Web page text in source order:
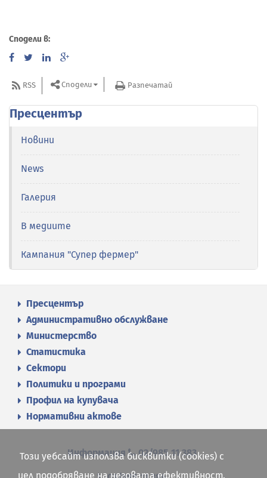
Сподели в:
RSS Сподели Разпечатай
Пресцентър
Новини
News
Галерия
В медиите
Кампания "Супер фермер"
Пресцентър
Административно обслужване
Министерство
Статистика
Сектори
Политики и програми
Профил на купувача
Нормативни актове
Информация 02/985 11 383
Този уебсайт използва бисквитки (cookies) с
цел подобряване на неговата ефективност.